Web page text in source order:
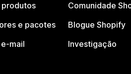
e pacotes
mail
Comunidade
Blogue Shopify
Investigação